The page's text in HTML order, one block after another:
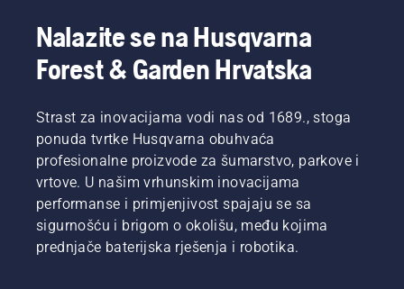
Nalazite se na Husqvarna
Forest & Garden Hrvatska
Strast za inovacijama vodi nas od 1689., stoga
ponuda tvrtke Husqvarna obuhvaća
profesionalne proizvode za šumarstvo, parkove i
vrtove. U našim vrhunskim inovacijama
performanse i primjenjivost spajaju se sa
sigurnošću i brigom o okolišu, među kojima
prednjače baterijska rješenja i robotika.